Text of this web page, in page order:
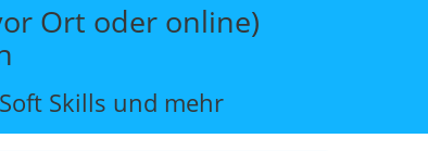
Ort oder online)
Skills und mehr